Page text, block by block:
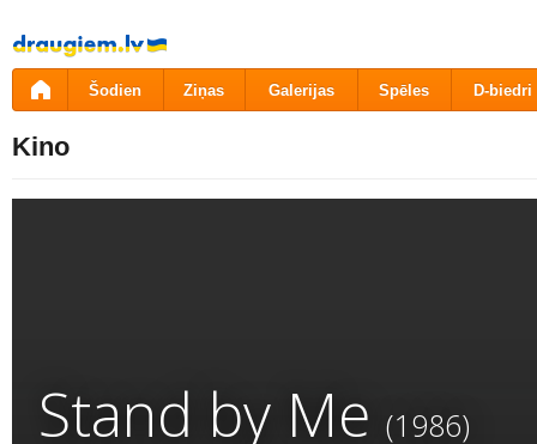
Pāriet
uz
saturu
Šodien Ziņas Galerijas Spēles D-biedri
Kino
Stand by Me (1986)